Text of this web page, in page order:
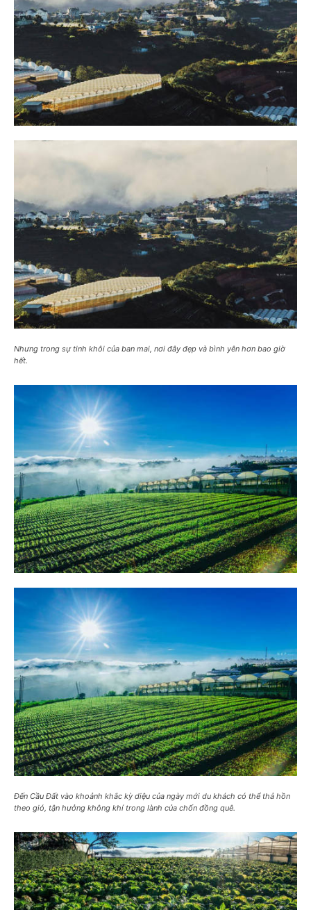
Nhưng trong sự tinh khôi của ban mai, nơi đây đẹp và bình yên hơn bao giờ
hết.
Đến Cầu Đất vào khoảnh khắc kỳ diệu của ngày mới du khách có thể thả hồn
theo gió, tận hưởng không khí trong lành của chốn đồng quê.